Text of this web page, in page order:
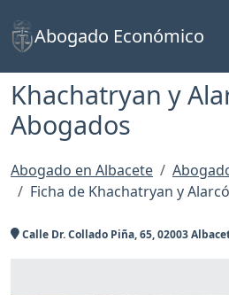
Abogado Económico
Khachatryan y
Abogados
Abogado en Albacete
Ficha de Khachatryan y
Calle Dr. Collado Piña, 65, 02003